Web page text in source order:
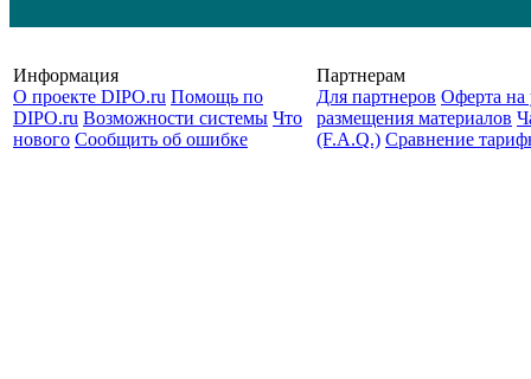
Информация
О проекте DIPO.ru Помощь по
DIPO.ru Возможности системы Что
нового Сообщить об ошибке
Партнерам
Для партнеров Оферта на
размещения материалов
(F.A.Q.) Cравнение